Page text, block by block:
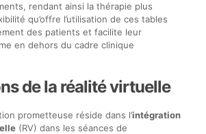
rendant ainsi la thérapie plus
qu’offre l’utilisation de ces tables
des patients et facilite leur
en dehors du cadre clinique
de la réalité virtuelle
prometteuse réside dans l’intégration
(RV) dans les séances de